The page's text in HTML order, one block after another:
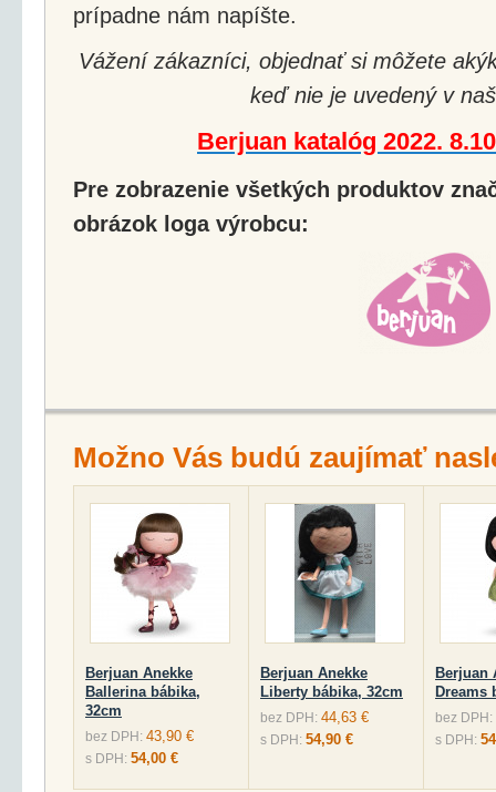
prípadne nám napíšte.
Vážení zákazníci, objednať si môžete
keď nie je uvedený v
Berjuan katalóg 2022.
Pre zobrazenie všetkých produktov
obrázok loga výrobcu:
Možno Vás budú zaujímať
Berjuan Anekke
Ballerina bábika,
32cm
bez DPH: 43,90 €
s DPH: 54,00 €
Berjuan Anekke
Liberty bábika, 32cm
bez DPH: 44,63 €
s DPH: 54,90 €
Berjuan
Dreams
bez DPH:
s DPH: